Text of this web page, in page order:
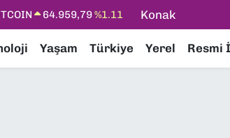
DOLAR 47,7436%0.18
64,4811%0.38
Konak
Yaşam Türkiye Yerel Resmi